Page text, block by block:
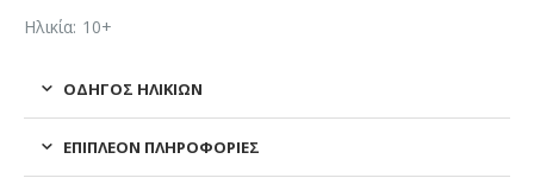
Ηλικία: 10+
ΟΔΗΓΌΣ ΗΛΙΚΙΏΝ
ΕΠΙΠΛΈΟΝ ΠΛΗΡΟΦΟΡΊΕΣ